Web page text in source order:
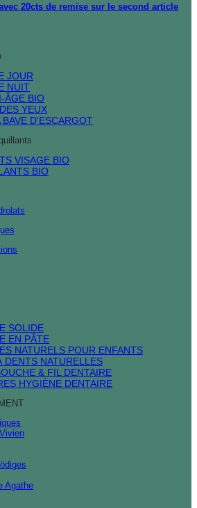
20cts de remise sur le second article
JOUR
NUIT
ÂGE BIO
YEUX
BAVE D'ESCARGOT
VISAGE BIO
BIO
SOLIDE
EN PÂTE
NATURELS POUR ENFANTS
DENTS NATURELLES
& FIL DENTAIRE
HYGIÈNE DENTAIRE
Agathe